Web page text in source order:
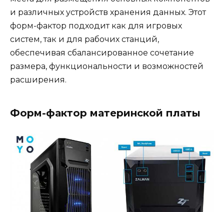
и различных устройств хранения данных. Этот
форм-фактор подходит как для игровых
систем, так и для рабочих станций,
обеспечивая сбалансированное сочетание
размера, функциональности и возможностей
расширения.
Форм-фактор материнской платы